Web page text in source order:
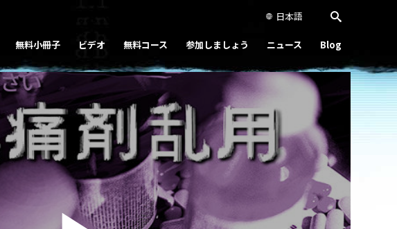
日本語
無料小冊子 ビデオ 無料コース 参加しましょう ニュース Blog